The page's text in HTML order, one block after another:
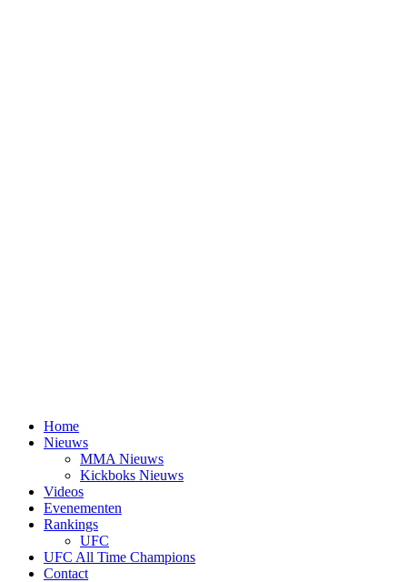
Home
Nieuws
MMA Nieuws
Kickboks Nieuws
Videos
Evenementen
Rankings
UFC
UFC All Time Champions
Contact